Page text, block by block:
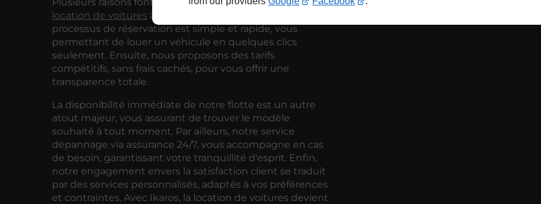
location de voitures à Sainte-Marie. Tout d'abord, notre
processus de réservation est simple et rapide, vous
permettant de louer un véhicule en quelques clics
seulement. Ensuite, nous proposons des tarifs
compétitifs, sans frais cachés, pour vous offrir une
transparence totale.
La disponibilité immédiate de notre flotte est un autre
atout majeur, vous assurant de trouver le modèle
souhaité à tout moment. Par ailleurs, notre service
dépannage via assurance 24/7, vous accompagne en cas
de besoin, garantissant votre tranquillité d'esprit. Enfin,
notre engagement envers la satisfaction client se traduit
par des services personnalisés, adaptés à vos préférences
et contraintes. Avec Ikaros, la location de voitures devient